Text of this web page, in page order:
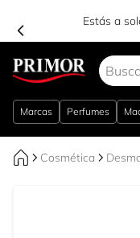
Estás a
Marcas Perfumes
Cosmética